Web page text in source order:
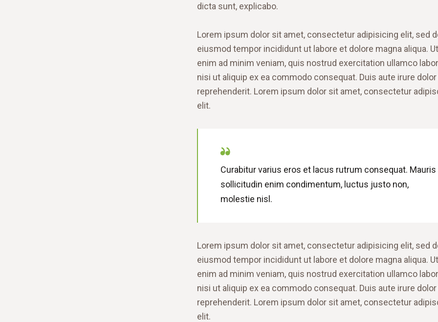
dicta sunt, explicabo.
Lorem ipsum dolor sit amet, consectetur adipisicing elit, sed
eiusmod tempor incididunt ut labore et dolore magna aliqua. Ut
enim ad minim veniam, quis nostrud exercitation ullamco
nisi ut aliquip ex ea commodo consequat. Duis aute irure dolor
reprehenderit. Lorem ipsum dolor sit amet, consectetur
elit.
Curabitur varius eros et lacus rutrum consequat. Mauris
sollicitudin enim condimentum, luctus justo non,
molestie nisl.
Lorem ipsum dolor sit amet, consectetur adipisicing elit, sed
eiusmod tempor incididunt ut labore et dolore magna aliqua. Ut
enim ad minim veniam, quis nostrud exercitation ullamco
nisi ut aliquip ex ea commodo consequat. Duis aute irure dolor
reprehenderit. Lorem ipsum dolor sit amet, consectetur
elit.